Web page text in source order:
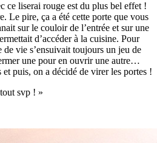
ce liserai rouge est du plus bel effet !
Le pire, ça a été cette porte que vous
sur le couloir de l’entrée et sur une
d’accéder à la cuisine. Pour
de vie s’ensuivait toujours un jeu de
une pour en ouvrir une autre…
puis, on a décidé de virer les portes !
svp ! »